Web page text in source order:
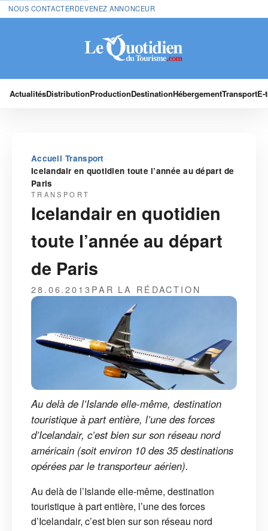
NOUS CONTACTERDEVENEZ ANNONCEUR
ActualitésDistributionProductionDestinationHébergementTransport
Accueil›Transport ›
Icelandair en quotidien toute l’année au départ de
Paris
TRANSPORT
Icelandair en quotidien
toute l’année au départ
de Paris
28.06.2013PAR LA RÉDACTION
Au delà de l’Islande elle-même, destination
touristique à part entière, l’une des forces
d’Icelandair, c’est bien sur son réseau nord
américain (soit environ 10 des 35 destinations
opérées par le transporteur aérien).
Au delà de l’Islande elle-même, destination
touristique à part entière, l’une des forces
d’Icelandair, c’est bien sur son réseau nord